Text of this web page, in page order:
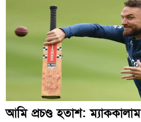
আমি প্রচণ্ড হতাশ: ম্যাককালাম